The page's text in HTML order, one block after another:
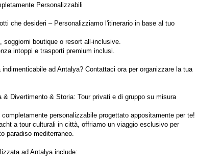
Personalizzabili
che desideri – Personalizziamo l'itinerario in base al tuo
boutique o resort all-inclusive.
intoppi e trasporti premium inclusi.
ad Antalya? Contattaci ora per organizzare la tua
& Divertimento & Storia: Tour privati ​​e di gruppo su misura
personalizzabile progettato appositamente per te!
a tour culturali in città, offriamo un viaggio esclusivo per
paradiso mediterraneo.
ad Antalya include: